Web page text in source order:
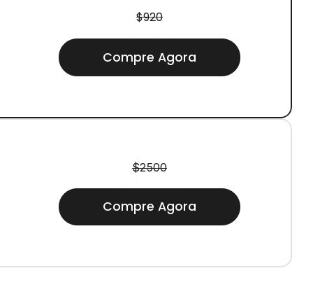
$920
$550
Compre Agora
$2500
$1500
Compre Agora